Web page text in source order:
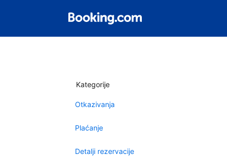
Kategorije
Otkazivanja
Plaćanje
Detalji rezervacije